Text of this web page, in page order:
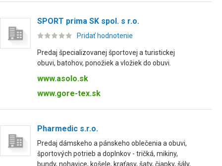
SPORT prima SK spol. s r.o.
Pridať hodnotenie
Predaj špecializovanej športovej a turistickej
obuvi, batohov, ponožiek a vložiek do obuvi.
www.asolo.sk
www.gore-tex.sk
Pharmedic s.r.o.
Predaj dámskeho a pánskeho oblečenia a obuvi,
športových potrieb a doplnkov - tričká, mikiny,
bundy, nohavice, košele, kraťasy, šaty, čiapky, šály,